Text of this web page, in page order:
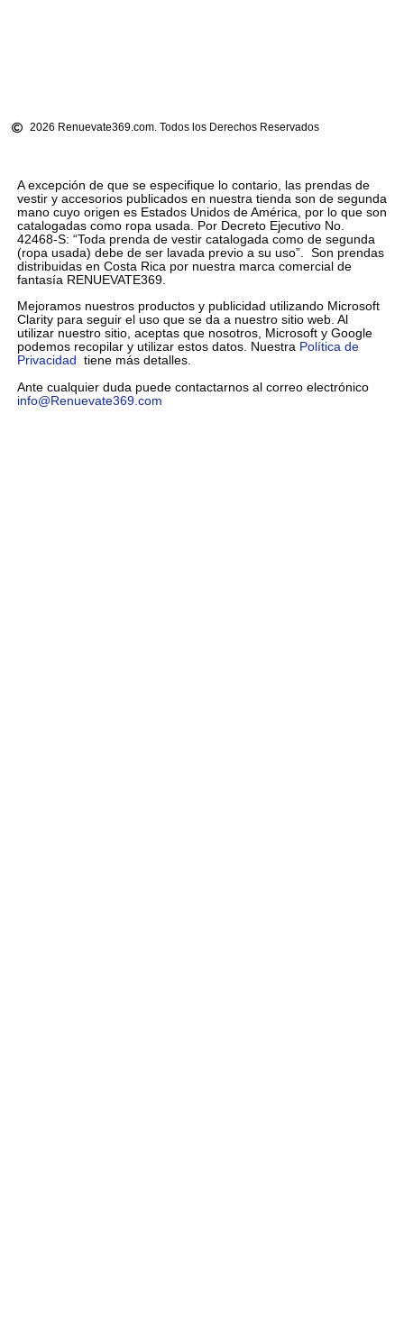
2026 Renuevate369.com. Todos los Derechos Reservados
A excepción de que se especifique lo contario, las prendas de
vestir y accesorios publicados en nuestra tienda son de segunda
mano cuyo origen es Estados Unidos de América, por lo que son
catalogadas como ropa usada. Por Decreto Ejecutivo No.
42468-S: “Toda prenda de vestir catalogada como de segunda
(ropa usada) debe de ser lavada previo a su uso”. Son prendas
distribuidas en Costa Rica por nuestra marca comercial de
fantasía RENUEVATE369.
Mejoramos nuestros productos y publicidad utilizando Microsoft
Clarity para seguir el uso que se da a nuestro sitio web. Al
utilizar nuestro sitio, aceptas que nosotros, Microsoft y Google
podemos recopilar y utilizar estos datos. Nuestra Política de
Privacidad tiene más detalles.
Ante cualquier duda puede contactarnos al correo electrónico
info@Renuevate369.com